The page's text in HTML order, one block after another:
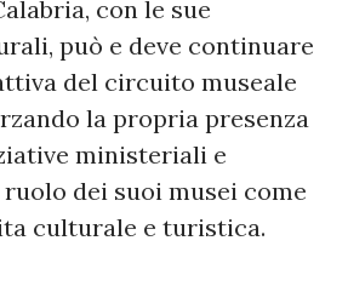
con le sue
può e deve continuare
del circuito museale
la propria presenza
ministeriali e
dei suoi musei come
culturale e turistica.